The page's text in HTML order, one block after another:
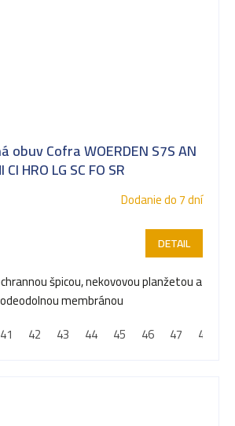
obuv Cofra WOERDEN S7S AN
CI HRO LG SC FO SR
Dodanie do 7 dní
DETAIL
špicou, nekovovou planžetou a
membránou
41 42 43 44 45 46 47 48